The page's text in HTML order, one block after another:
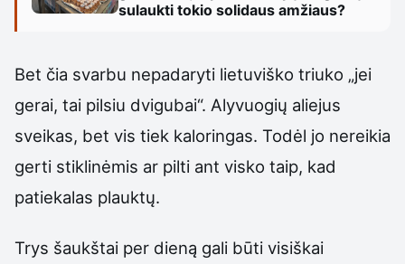
sulaukti tokio solidaus amžiaus?
Bet čia svarbu nepadaryti lietuviško triuko „jei
gerai, tai pilsiu dvigubai“. Alyvuogių aliejus
sveikas, bet vis tiek kaloringas. Todėl jo nereikia
gerti stiklinėmis ar pilti ant visko taip, kad
patiekalas plauktų.
Trys šaukštai per dieną gali būti visiškai